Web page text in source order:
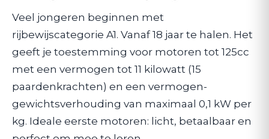
Veel jongeren beginnen met
rijbewijscategorie A1. Vanaf 18 jaar te halen. Het
geeft je toestemming voor motoren tot 125cc
met een vermogen tot 11 kilowatt (15
paardenkrachten) en een vermogen-
gewichtsverhouding van maximaal 0,1 kW per
kg. Ideale eerste motoren: licht, betaalbaar en